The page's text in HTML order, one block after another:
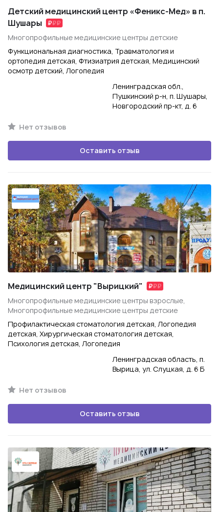
Детский медицинский центр «Феникс-Мед» в п.
Шушары
Многопрофильные медицинские центры детские
Функциональная диагностика, Травматология и
ортопедия детская, Фтизиатрия детская, Медицинский
осмотр детский, Логопедия
Ленинградская обл.,
Пушкинский р-н, п. Шушары,
Новгородский пр-кт, д. 6
Нет отзывов
Оставить отзыв
Медицинский центр "Вырицкий"
Многопрофильные медицинские центры взрослые,
Многопрофильные медицинские центры детские
Профилактическая стоматология детская, Логопедия
детская, Хирургическая стоматология детская,
Психология детская, Логопедия
Ленинградская область, п.
Вырица, ул. Слуцкая, д. 6 Б
Нет отзывов
Оставить отзыв